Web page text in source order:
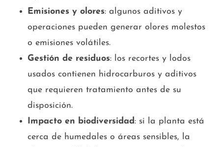
Emisiones y olores: algunos aditivos y
operaciones pueden generar olores molestos
o emisiones volátiles.
Gestión de residuos: los recortes y lodos
usados contienen hidrocarburos y aditivos
que requieren tratamiento antes de su
disposición.
Impacto en biodiversidad: si la planta está
cerca de humedales o áreas sensibles, la